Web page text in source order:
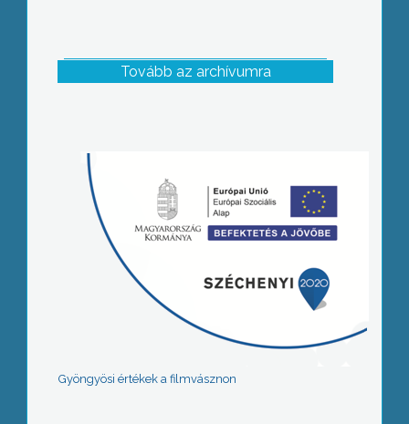
Tovább az archívumra
Gyöngyösi értékek a filmvásznon